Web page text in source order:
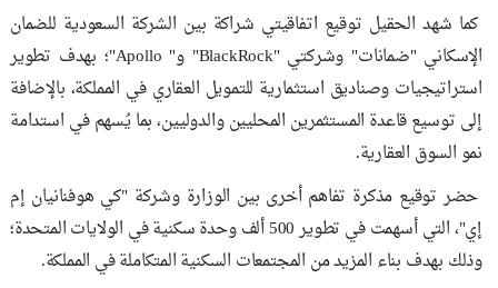
كما شهد الحقيل توقيع اتفاقيتي شراكة بين الشركة السعودية للضمان
الإسكاني "ضمانات" وشركتي "BlackRock" و" Apollo"؛ بهدف تطوير
استراتيجيات وصناديق استثمارية للتمويل العقاري في المملكة، بالإضافة
إلى توسيع قاعدة المستثمرين المحليين والدوليين، بما يُسهم في استدامة
نمو السوق العقارية.
حضر توقيع مذكرة تفاهم أخرى بين الوزارة وشركة "كي هوفنانيان إم
إي"، التي أسهمت في تطوير 500 ألف وحدة سكنية في الولايات المتحدة؛
وذلك بهدف بناء المزيد من المجتمعات السكنية المتكاملة في المملكة.